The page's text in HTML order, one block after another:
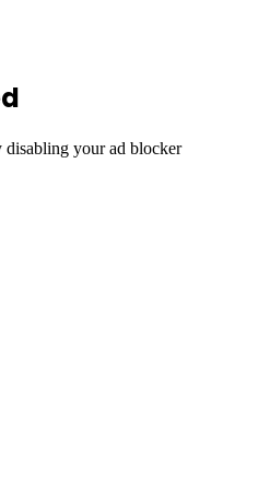
disabling your ad blocker